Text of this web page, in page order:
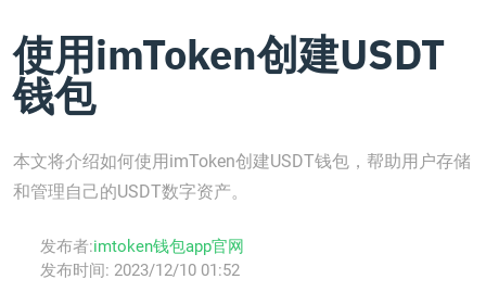
使用imToken创建USDT
钱包
本文将介绍如何使用imToken创建USDT钱包，帮助用户存储
和管理自己的USDT数字资产。
发布者:imtoken钱包app官网
发布时间: 2023/12/10 01:52